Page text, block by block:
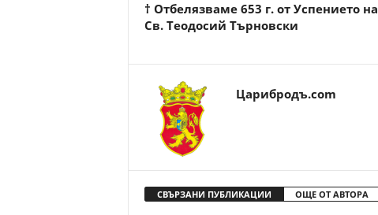
† Отбелязваме 653 г. от Успението на
Св. Теодосий Търновски
Царибродъ.com
СВЪРЗАНИ ПУБЛИКАЦИИ ОЩЕ ОТ АВТОРА